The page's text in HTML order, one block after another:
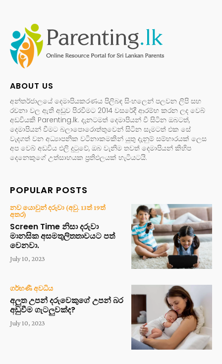
ABOUT US
අන්තර්ජාලයේ දෙමාපියකරණය පිලිබඳ සිංහලෙන් පලවන ලිපි සහ
රචනා වල ඇති අඩුව පිරවීමට 2014 වසරේදී ආරම්භ කරන ලද වෙබ්
අඩවියකි Parenting.lk. දැනටමත් දෙමාපියන් වී සිටින ඔබටත්,
දෙමාපියන් වීමට බලාපොරොත්තුවෙන් සිටින සැමටත් එක සේ
වැදගත් වන අධ්‍යාපනික වටිනාකමකින් යුතු දැනුම් සම්භාරයක් ලෙස
අප වෙබ් අඩවිය එලි දුටුවේ, ඔබ වැනිම තවත් දෙමාපියන් කිහිප
දෙනෙකුගේ උත්සාහයක ප්‍රතිඵලයක් හැටියටයි.
POPULAR POSTS
නව යොවුන් දරුවා (අවු. 13ත් 19ත්
අතර)
Screen Time නිසා දරුවා
මානසික අසමතුලිතතාවයට පත්
වෙනවා.
July 10, 2023
ගර්භණී අවධිය
අලුත උපන් දරුවෙකුගේ උපන් බර
අඩුවීම ගැටලුවක්ද?
July 10, 2023